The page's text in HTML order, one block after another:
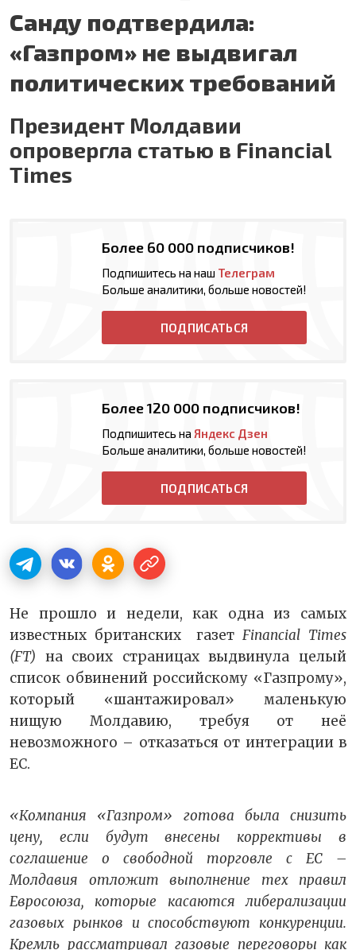
Санду подтвердила:
«Газпром» не выдвигал
политических требований
Президент Молдавии
опровергла статью в Financial
Times
Более 60 000 подписчиков!
Подпишитесь на наш Телеграм
Больше аналитики, больше новостей!
ПОДПИСАТЬСЯ
Более 120 000 подписчиков!
Подпишитесь на Яндекс Дзен
Больше аналитики, больше новостей!
ПОДПИСАТЬСЯ
Не прошло и недели, как одна из самых
известных британских газетFinancial Times
(FT) на своих страницах выдвинула целый
список обвинений российскому «Газпрому»,
который «шантажировал» маленькую
нищую Молдавию, требуя от неё
невозможного – отказаться от интеграции в
ЕС.
«Компания «Газпром» готова была снизить
цену, если будут внесены коррективы в
соглашение о свободной торговле с ЕС –
Молдавия отложит выполнение тех правил
Евросоюза, которые касаются либерализации
газовых рынков и способствуют конкуренции.
Кремль рассматривал газовые переговоры как